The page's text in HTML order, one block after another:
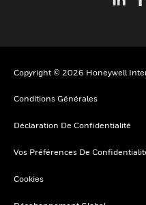
Copyright © 2026 Honeywell
Conditions Générales
Déclaration De Confidentialité
Vos Préférences De
Cookies